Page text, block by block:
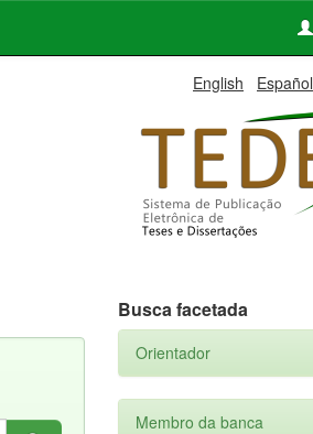
English Español
Busca facetada
Orientador
Membro da banca